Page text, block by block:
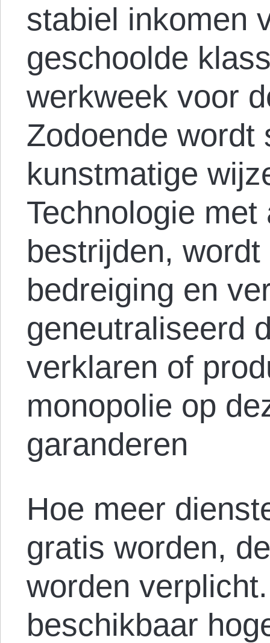
stabiel inkomen
geschoolde
werkweek voor
Zodoende wordt
kunstmatige
Technologie
bestrijden,
bedreiging en
geneutraliseerd
verklaren of
monopolie op
garanderen
Hoe meer
gratis worden,
worden
beschikbaar